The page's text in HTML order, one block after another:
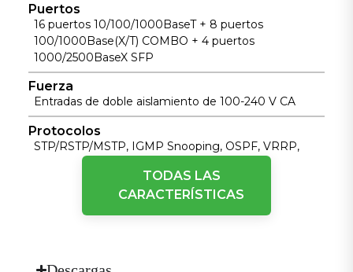
Puertos
16 puertos 10/100/1000BaseT + 8 puertos
100/1000Base(X/T) COMBO + 4 puertos
1000/2500BaseX SFP
Fuerza
Entradas de doble aislamiento de 100-240 V CA
Protocolos
STP/RSTP/MSTP, IGMP Snooping, OSPF, VRRP,
PIM-SM/DM, BGP, Port Trunking
Rendimiento de conmutación
Conmutador Ethernet industrial gestionado de capa
TODAS LAS
CARACTERÍSTICAS